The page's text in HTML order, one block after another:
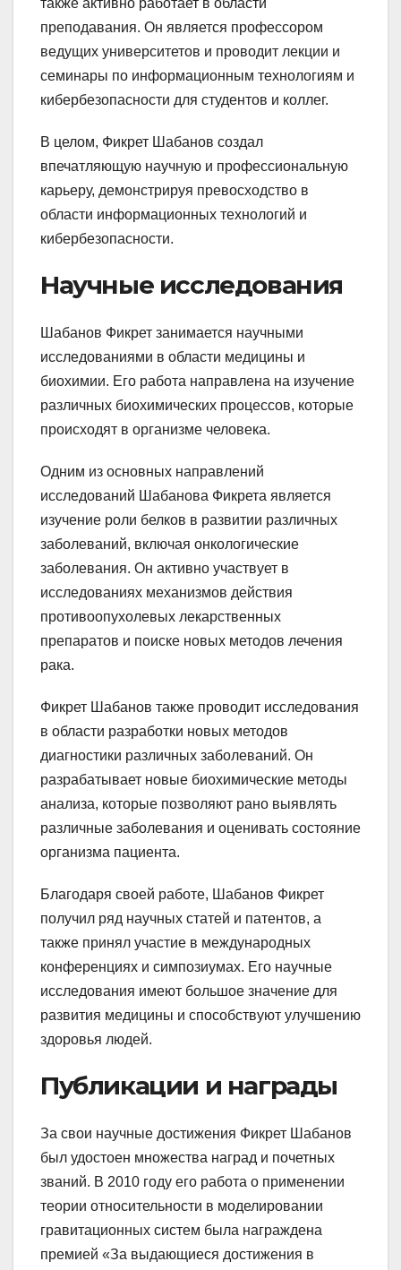
преподавания. Он является профессором
ведущих университетов и проводит лекции и
семинары по информационным технологиям и
кибербезопасности для студентов и коллег.
В целом, Фикрет Шабанов создал
впечатляющую научную и профессиональную
карьеру, демонстрируя превосходство в
области информационных технологий и
кибербезопасности.
Научные исследования
Шабанов Фикрет занимается научными
исследованиями в области медицины и
биохимии. Его работа направлена на изучение
различных биохимических процессов, которые
происходят в организме человека.
Одним из основных направлений
исследований Шабанова Фикрета является
изучение роли белков в развитии различных
заболеваний, включая онкологические
заболевания. Он активно участвует в
исследованиях механизмов действия
противоопухолевых лекарственных
препаратов и поиске новых методов лечения
рака.
Фикрет Шабанов также проводит исследования
в области разработки новых методов
диагностики различных заболеваний. Он
разрабатывает новые биохимические методы
анализа, которые позволяют рано выявлять
различные заболевания и оценивать состояние
организма пациента.
Благодаря своей работе, Шабанов Фикрет
получил ряд научных статей и патентов, а
также принял участие в международных
конференциях и симпозиумах. Его научные
исследования имеют большое значение для
развития медицины и способствуют улучшению
здоровья людей.
Публикации и награды
За свои научные достижения Фикрет Шабанов
был удостоен множества наград и почетных
званий. В 2010 году его работа о применении
теории относительности в моделировании
гравитационных систем была награждена
премией «За выдающиеся достижения в